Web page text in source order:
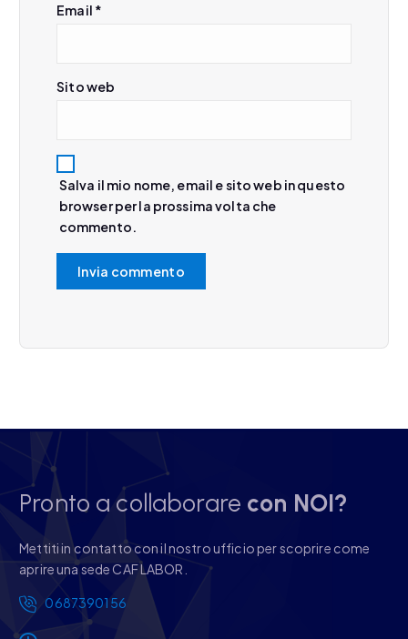
Email *
Sito web
Salva il mio nome, email e sito web in questo
browser per la prossima volta che
commento.
Pronto a collaborare con NOI?
Mettiti in contatto con il nostro ufficio per scoprire come
aprire una sede CAF LABOR.
0687390156